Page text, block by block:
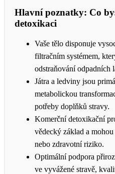
Hlavní poznatky: Co
detoxikaci
Vaše tělo disponuje
filtračním systémem,
odstraňování odpadních
Játra a ledviny jsou
metabolickou
potřeby doplňků stravy.
Komerční detoxikační
vědecký základ a
nebo zdravotní riziko.
Optimální podpora
ve vyvážené stravě,